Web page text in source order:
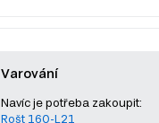
Varování
Navíc je potřeba zakoupit:
Rošt 160-L21